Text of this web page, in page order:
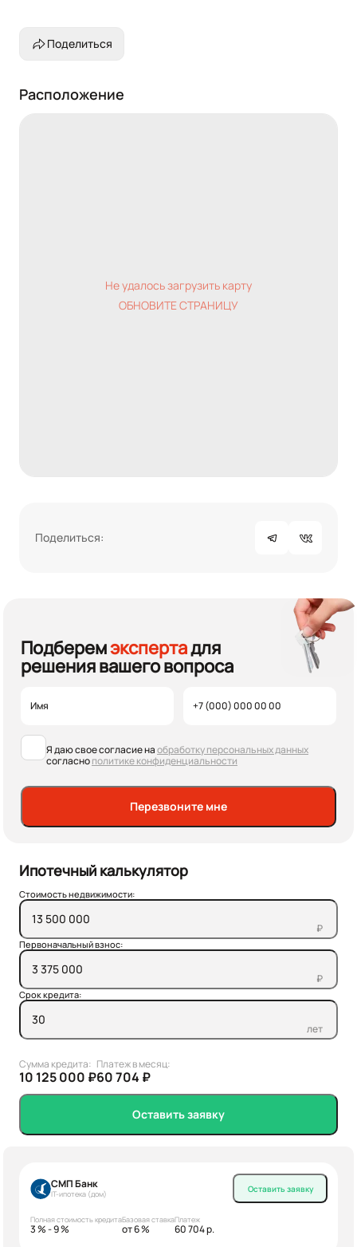
Поделиться
Расположение
Не удалось загрузить карту
ОБНОВИТЕ СТРАНИЦУ
Поделиться:
Подберемэкспертадля
решения вашего вопроса
Я даю свое согласие наобработку персональных данных
согласнополитике конфиденциальности
Перезвоните мне
Ипотечный калькулятор
Стоимость недвижимости:
₽
Первоначальный взнос:
₽
Срок кредита:
лет
Сумма кредита:
10 125 000 ₽
Платеж в месяц:
60 704 ₽
Оставить заявку
СМП Банк
IT-ипотека (дом)
Полная стоимость кредита
3 % - 9 %
Базовая ставка
от 6 %
Платеж
60 704 р.
Оставить заявку